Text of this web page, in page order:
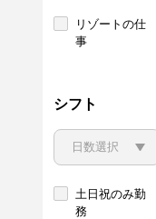
リゾートの仕
事
シフト
土日祝のみ勤
務